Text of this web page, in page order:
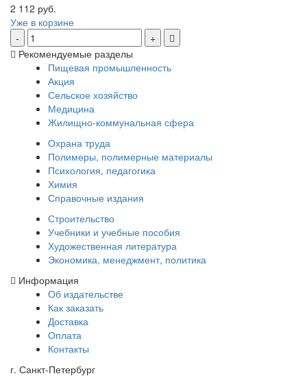
2 112 руб.
Уже в корзине
Рекомендуемые разделы
Пищевая промышленность
Акция
Сельское хозяйство
Медицина
Жилищно-коммунальная сфера
Охрана труда
Полимеры, полимерные материалы
Психология, педагогика
Химия
Справочные издания
Строительство
Учебники и учебные пособия
Художественная литература
Экономика, менеджмент, политика
Информация
Об издательстве
Как заказать
Доставка
Оплата
Контакты
г. Санкт-Петербург